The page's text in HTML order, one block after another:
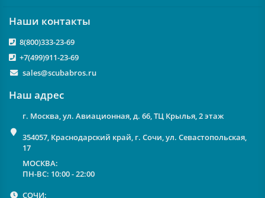
Наши контакты
8(800)333-23-69
+7(499)911-23-69
sales@scubabros.ru
Наш адрес
г. Москва, ул. Авиационная, д. 66, ТЦ Крылья, 2 этаж
354057, Краснодарский край, г. Сочи, ул. Севастопольская,
17
МОСКВА:
ПН-ВС: 10:00 - 22:00
СОЧИ: